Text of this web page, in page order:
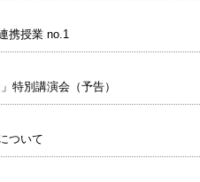
携授業 no.1
特別講演会（予告）
ついて